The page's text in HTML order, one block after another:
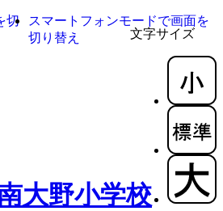
文字サイズ
切
スマートフォンモードで画面を
切り替え
大野小学校